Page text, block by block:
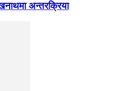
अन्तरक्रिया